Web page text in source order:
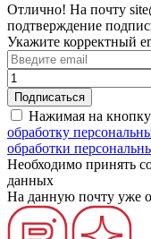
Отлично! На почту
подтверждение
Укажите корректный
Нажимая на кнопку
обработку
обработки
Необходимо принять
данных
На данную почту уже